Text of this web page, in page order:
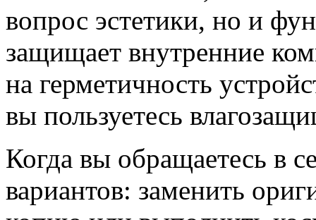
вопрос эстетики, но и
защищает внутренние
на герметичность
вы пользуетесь
Когда вы обращаетесь в
вариантов: заменить